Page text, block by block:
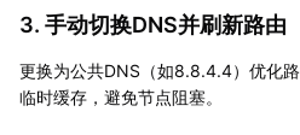
3. 手动切换DNS并刷新路由
更换为公共DNS（如8.8.4.4）优化
临时缓存，避免节点阻塞。